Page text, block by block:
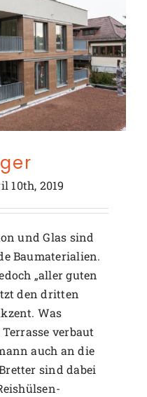
10th, 2019
und Glas sind
Baumaterialien.
„aller guten
den dritten
Was
verbaut
auch an die
sind dabei